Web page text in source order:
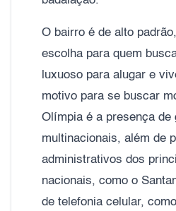
O bairro é de alto
escolha para quem
luxuoso para alugar e
motivo para se buscar
Olímpia é a presença de
multinacionais, além de
administrativos dos
nacionais, como o
de telefonia celular,